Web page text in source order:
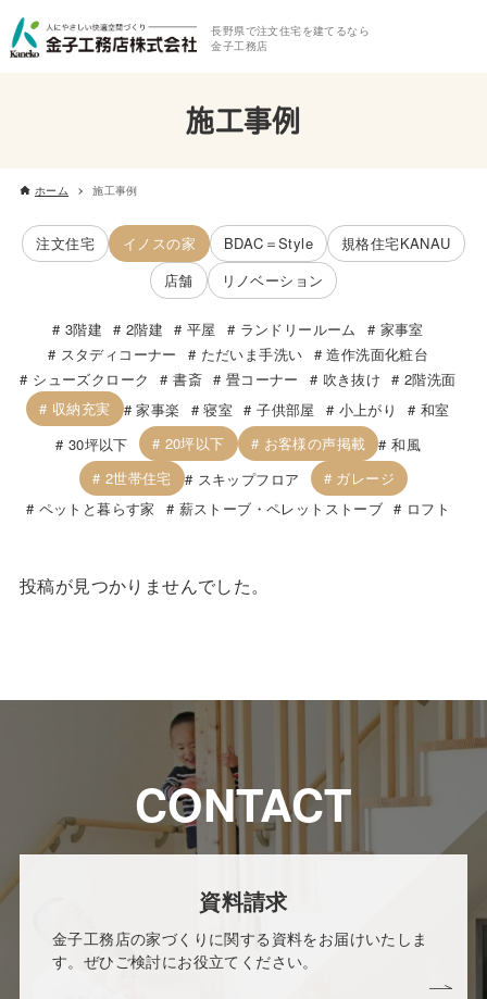
長野県で注文住宅を建てるなら
金子工務店
施工事例
ホーム 施工事例
注文住宅 イノスの家 BDAC＝Style
規格住宅KANAU
店舗
リノベーション
3階建 2階建 平屋 ランドリールーム
家事室
スタディコーナー
ただいま手洗い
造作洗面化粧台
シューズクローク
書斎 畳コーナー 吹き抜け
2階洗面
収納充実
家事楽 寝室 子供部屋 小上がり
和室
30坪以下
20坪以下 お客様の声掲載
和風
2世帯住宅
スキップフロア
ガレージ
ペットと暮らす家
薪ストーブ・ペレットストーブ ロフト
投稿が見つかりませんでした。
CONTACT
資料請求
金子工務店の家づくりに関する資料をお届けいたしま
す。ぜひご検討にお役立てください。